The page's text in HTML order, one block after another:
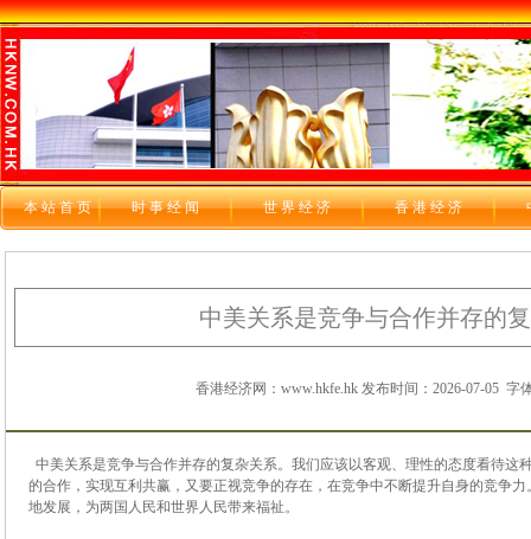
本站首页 时 事 经 闻 世 界 经 济 香 港 经 济
中美关系是竞争与合作并存的
香港经济网：www.hkfe.hk 发布时间：2026-07-05 字
中美关系是竞争与合作并存的复杂关系。 我们应该以客观、 理性的态度看待这
的合作， 实现互利共赢， 又要正视竞争的存在， 在竞争中不断提升自身的竞争力
地发展 ， 为两国人民和世界人民带来福祉。